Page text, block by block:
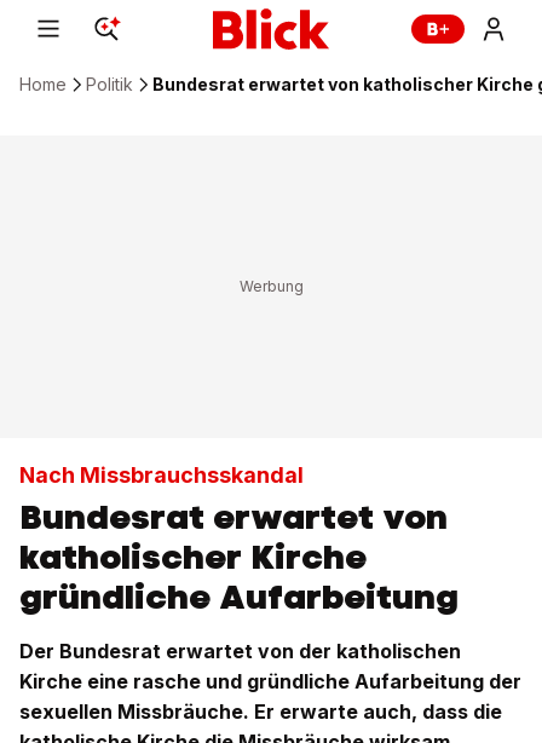
Home Politik Bundesrat erwartet von katholischer
Nach Missbrauchsskandal
Bundesrat erwartet von
katholischer Kirche
gründliche Aufarbeitung
Der Bundesrat erwartet von der katholischen
Kirche eine rasche und gründliche Aufarbeitung der
sexuellen Missbräuche. Er erwarte auch, dass die